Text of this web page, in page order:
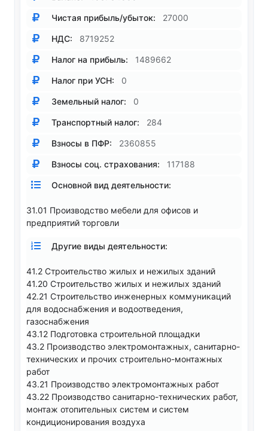
Чистая прибыль/убыток: 27000
НДС: 8719252
Налог на прибыль: 1489662
Налог при УСН: 0
Земельный налог: 0
Транспортный налог: 284
Взносы в ПФР: 2360855
Взносы соц. страхования: 117188
Основной вид деятельности:
31.01 Производство мебели для офисов и
предприятий торговли
Другие виды деятельности:
41.2 Строительство жилых и нежилых зданий
41.20 Строительство жилых и нежилых зданий
42.21 Строительство инженерных коммуникаций
для водоснабжения и водоотведения,
газоснабжения
43.12 Подготовка строительной площадки
43.2 Производство электромонтажных, санитарно-
технических и прочих строительно-монтажных
работ
43.21 Производство электромонтажных работ
43.22 Производство санитарно-технических работ,
монтаж отопительных систем и систем
кондиционирования воздуха